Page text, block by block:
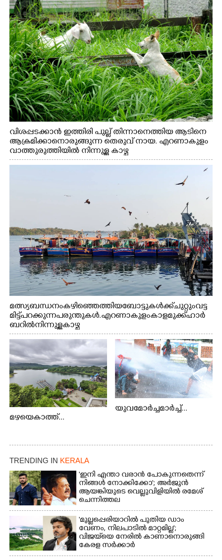
വിശപ്പടക്കാൻ ഇത്തിരി പുല്ല് തിന്നാനെത്തിയ ആടിനെ
ആക്രമിക്കാനൊരുങ്ങുന്ന തെരുവ് നായ. എറണാകുളം
വാത്തുരുത്തിയിൽ നിന്നുള്ള കാഴ്ച
മത്സ്യബന്ധനം കഴിഞ്ഞെത്തിയ ബോട്ടുകൾക്ക് ചുറ്റും വട്ട
മിട്ട് പറക്കുന്ന പരുന്തുകൾ. എറണാകുളം കാളമുക്ക് ഹാർ
ബറിൽ നിന്നുള്ള കാഴ്ച
മഴയെകാത്ത്...
യുവമോർച്ചമാർച്ച്...
TRENDING IN KERALA
'ഇനി എന്താ വരാൻ പോകുന്നതെന്ന്
നിങ്ങൾ നോക്കിക്കോ'; അർജുൻ
ആയങ്കിയുടെ വെല്ലുവിളിയിൽ രമേശ്
ചെന്നിത്തല
'മുല്ലപ്പെരിയാറിൽ പുതിയ ഡാം
വേണം, നിലപാടിൽ മാറ്റമില്ല';
വിജയ്‌യെ നേരിൽ കാണാനൊരുങ്ങി
കേരള സർക്കാർ